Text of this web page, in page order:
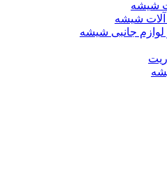
شیشه
آلات شیشه
لوازم جانبی شیشه